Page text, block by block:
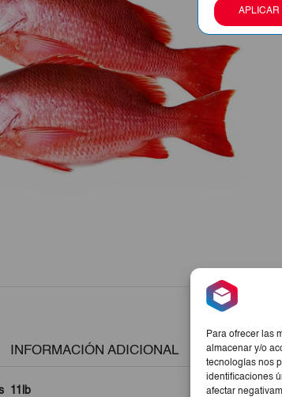
Para ofrecer las
almacenar y/o
tecnologías nos
identificaciones
afectar
APLICAR
INFORMACIÓN ADICIONAL
11lb